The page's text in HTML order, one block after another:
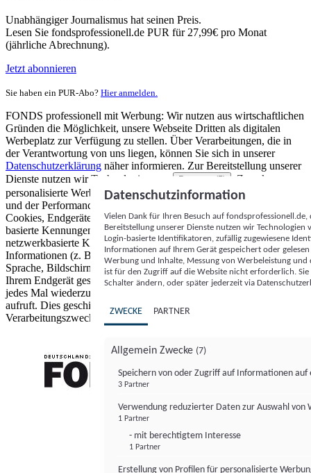
Unabhängiger Journalismus hat seinen Preis.
Lesen Sie fondsprofessionell.de PUR für 27,99€ pro Monat
(jährliche Abrechnung).
Jetzt abonnieren
Sie haben ein PUR-Abo? Hier anmelden.
FONDS professionell mit Werbung: Wir nutzen aus wirtschaftlichen
Gründen die Möglichkeit, unsere Webseite Dritten als digitalen
Werbeplatz zur Verfügung zu stellen. Über Verarbeitungen, die in
der Verantwortung von uns liegen, können Sie sich in unserer
Datenschutzerklärung näher informieren. Zur Bereitstellung unserer
Dienste nutzen wir Technologien von
Partnern (5)
. Zwecke:
personalisierte Werbung und Inhalte, Messung von Werbeleistung
und der Performance von Inhalten sowie Zielgruppenforschung.
Cookies, Endgeräte- oder ähnliche Online-Kennungen (z. B. login-
basierte Kennungen, zufällig generierte Kennungen,
netzwerkbasierte Kennungen) können zusammen mit anderen
Informationen (z. B. Browsertyp und Browserinformationen,
Sprache, Bildschirmgröße, unterstützte Technologien usw.) auf
Ihrem Endgerät gespeichert oder von dort ausgelesen werden, um es
jedes Mal wiederzuerkennen, wenn es eine App oder einer Webseite
aufruft. Dies geschieht für einen oder mehrere der hier aufgeführten
Verarbeitungszwecke.
Datenschutzinformation
Vielen Dank für Ihren Besuch auf
Bereitstellung unserer Dienste nutzen wir Technologien
Login-basierte Identifikatoren, zufällig zugewiesene
Informationen auf Ihrem Gerät gespeichert oder
Werbung und Inhalte, Messung von Werbeleistung
ist für den Zugriff auf die Website nicht erforderlich.
Schalter ändern, oder später jederzeit via
ZWECKE PARTNER
Allgemein Zwecke (7)
Speichern von oder Zugriff auf Informationen auf
3 Partner
Verwendung reduzierter Daten zur Auswahl von
1 Partner
- mit berechtigtem Interesse
1 Partner
Erstellung von Profilen für personalisierte
FONDS professionell